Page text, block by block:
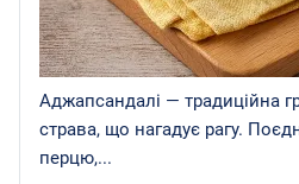
Аджапсандалі — традиційна
страва, що нагадує рагу.
перцю,...